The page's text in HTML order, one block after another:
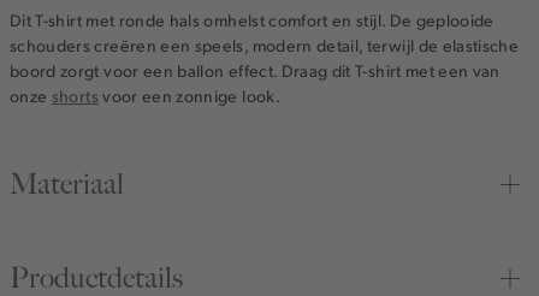
Dit T-shirt met ronde hals omhelst comfort en stijl. De geplooide
schouders creëren een speels, modern detail, terwijl de elastische
boord zorgt voor een ballon effect. Draag dit T-shirt met een van
onze shorts voor een zonnige look.
Materiaal
Productdetails